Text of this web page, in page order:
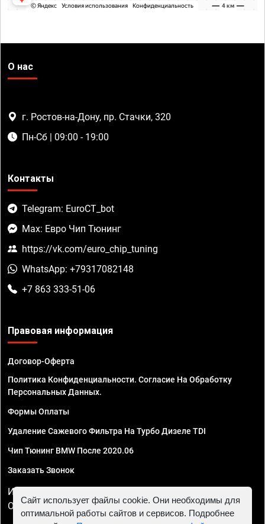
О нас
г. Ростов-на-Дону, пр. Стачки, 320
Пн-Сб | 09:00 - 19:00
Контакты
Telegram: EuroCT_bot
Max: Евро Чип Тюнинг
https://vk.com/euro_chip_tuning
WhatsApp: +79317082148
+7 863 333-51-06
Правовая информация
Договор-Оферта
Политика Конфиденциальности. Согласие На Обработку
Персональных Данных.
Формы Оплаты
Удаление Сажевого Фильтра На Турбо Дизеле TDI
Чип Тюнинг BMW После 2020.06
Заказать Звонок
ИП Смирнов Георгий Павлович. ИНН 781302555843,
ОГРНИП 324470400032610
Сайт использует файлы cookie. Они необходимы для
оптимальной работы сайтов и сервисов. Подробнее